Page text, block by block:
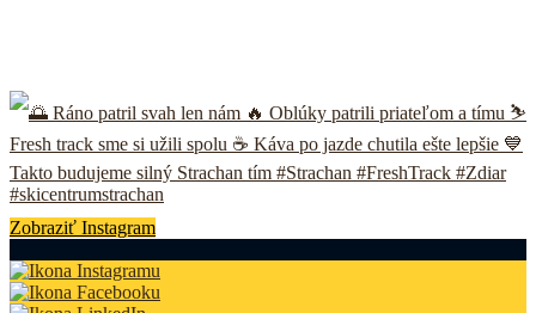
Zobraziť Instagram